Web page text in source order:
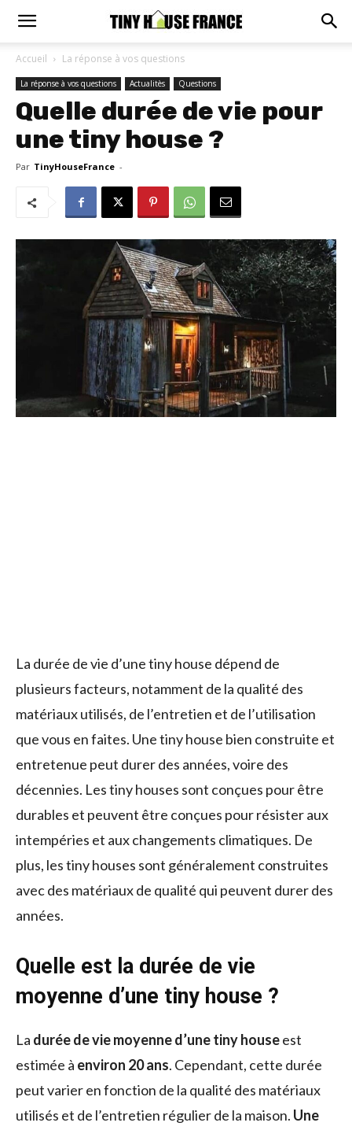
Accueil La réponse à vos questions
La réponse à vos questions Actualitès Questions
Quelle durée de vie pour
une tiny house ?
Par TinyHouseFrance -
La durée de vie d’une tiny house dépend de
plusieurs facteurs, notamment de la qualité des
matériaux utilisés, de l’entretien et de l’utilisation
que vous en faites. Une tiny house bien construite et
entretenue peut durer des années, voire des
décennies. Les tiny houses sont conçues pour être
durables et peuvent être conçues pour résister aux
intempéries et aux changements climatiques. De
plus, les tiny houses sont généralement construites
avec des matériaux de qualité qui peuvent durer des
années.
Quelle est la durée de vie
moyenne d’une tiny house ?
La durée de vie moyenne d’une tiny houseest
estimée à environ 20 ans. Cependant, cette durée
peut varier en fonction de la qualité des matériaux
utilisés et de l’entretien régulier de la maison. Une